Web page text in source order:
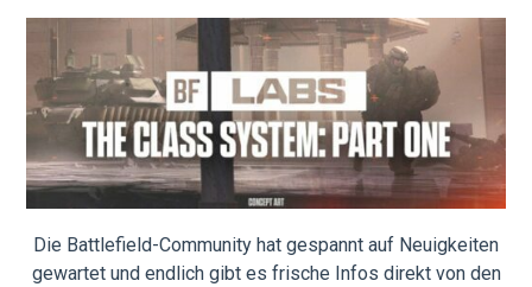
Die Battlefield-Community hat gespannt auf Neuigkeiten
gewartet und endlich gibt es frische Infos direkt von den